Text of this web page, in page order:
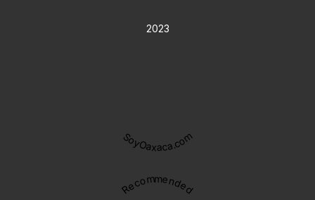
2023
SoyOaxaca.com
Recommended